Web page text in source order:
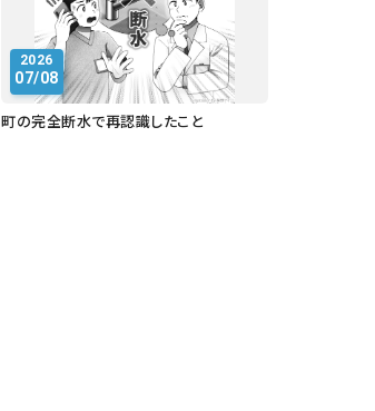
2026
07/08
町の完全断水で再認識したこと